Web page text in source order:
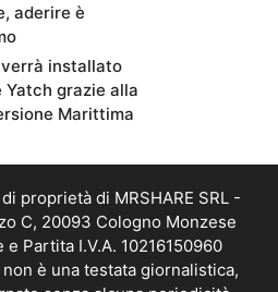
aderire è
installato
Yatch grazie alla
Marittima
proprietà di MRSHARE SRL -
C, 20093 Cologno Monzese
Partita I.V.A. 10216150960
è una testata giornalistica,